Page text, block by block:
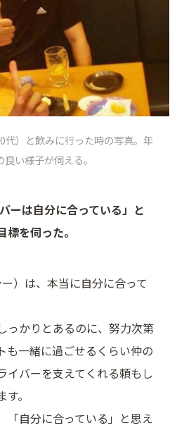
代）と飲みに行った時の写真。年
い様子が伺える。
ーは自分に合っている」と
を伺った。
）は、本当に自分に合って
っかりとあるのに、努力次第
も一緒に過ごせるくらい仲の
イバーを支えてくれる頼もし
。
「自分に合っている」と思え